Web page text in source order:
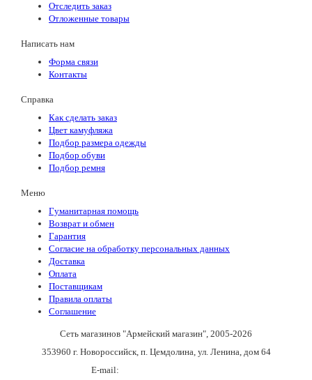
Отследить заказ
Отложенные товары
Написать нам
Форма связи
Контакты
Справка
Как сделать заказ
Цвет камуфляжа
Подбор размера одежды
Подбор обуви
Подбор ремня
Меню
Гуманитарная помощь
Возврат и обмен
Гарантия
Согласие на обработку персональных данных
Доставка
Оплата
Поставщикам
Правила оплаты
Соглашение
Сеть магазинов "Армейский магазин", 2005-2026
353960 г. Новороссийск, п. Цемдолина, ул. Ленина, дом 64
E-mail: